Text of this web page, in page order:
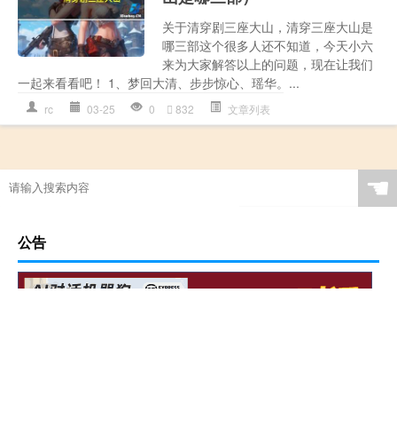
关于清穿剧三座大山，清穿三座大山是
哪三部这个很多人还不知道，今天小六
来为大家解答以上的问题，现在让我们
一起来看看吧！ 1、梦回大清、步步惊心、瑶华。...
rc 03-25 0 832 文章列表
☚
公告